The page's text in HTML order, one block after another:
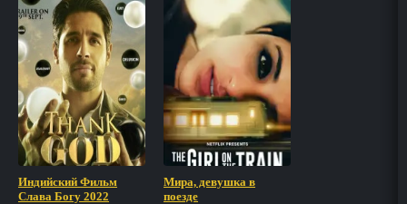
Индийский Фильм
Слава Богу 2022
Мира, девушка в
поезде